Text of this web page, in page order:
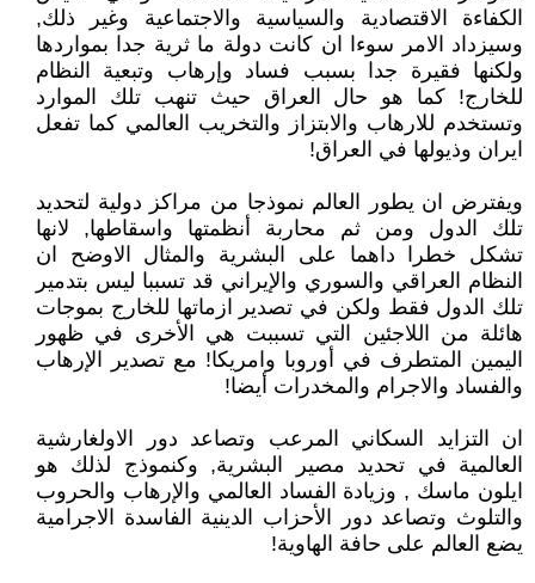
الكفاءة الاقتصادية والسياسية والاجتماعية وغير ذلك,
وسيزداد الامر سوءا ان كانت دولة ما ثرية جدا بمواردها
ولكنها فقيرة جدا بسبب فساد وإرهاب وتبعية النظام
للخارج! كما هو حال العراق حيث تنهب تلك الموارد
وتستخدم للارهاب والابتزاز والتخريب العالمي كما تفعل
ايران وذيولها في العراق!
ويفترض ان يطور العالم نموذجا من مراكز دولية لتحديد
تلك الدول ومن ثم محاربة أنظمتها واسقاطها, لانها
تشكل خطرا داهما على البشرية والمثال الاوضح ان
النظام العراقي والسوري والإيراني قد تسببا ليس بتدمير
تلك الدول فقط ولكن في تصدير ازماتها للخارج بموجات
هائلة من اللاجئين التي تسببت هي الأخرى في ظهور
اليمين المتطرف في أوروبا وامريكا! مع تصدير الإرهاب
والفساد والاجرام والمخدرات أيضا!
ان التزايد السكاني المرعب وتصاعد دور الاولغارشية
العالمية في تحديد مصير البشرية, وكنموذج لذلك هو
ايلون ماسك , وزيادة الفساد العالمي والإرهاب والحروب
والتلوث وتصاعد دور الأحزاب الدينية الفاسدة الاجرامية
يضع العالم على حافة الهاوية!